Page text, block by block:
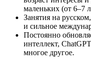
маленьких (от 6–7
Занятия на
и сильное
Постоянно
интеллект,
многое другое.